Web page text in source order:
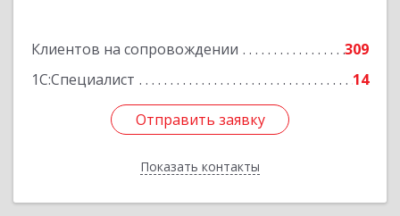
Клиентов на сопровождении
309
1С:Специалист
14
Отправить заявку
Показать контакты
Отправить заявку
Назад